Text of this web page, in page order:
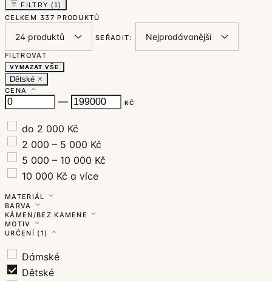
FILTRY (1)
CELKEM 337 PRODUKTŮ
SEŘADIT:
FILTROVAT
VYMAZAT VŠE
Dětské
CENA
— KČ
do 2 000 Kč
2 000 – 5 000 Kč
5 000 – 10 000 Kč
10 000 Kč a více
MATERIÁL
BARVA
KÁMEN/BEZ KAMENE
MOTIV
URČENÍ (1)
Dámské
Dětské